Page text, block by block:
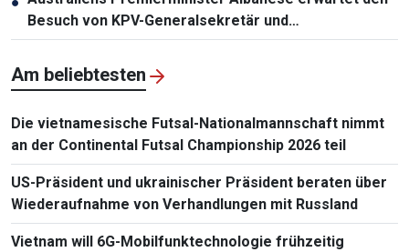
Besuch von KPV-Generalsekretär und
Staatspräsident To Lam
Am beliebtesten
Die vietnamesische Futsal-Nationalmannschaft nimmt
an der Continental Futsal Championship 2026 teil
US-Präsident und ukrainischer Präsident beraten über
Wiederaufnahme von Verhandlungen mit Russland
Vietnam will 6G-Mobilfunktechnologie frühzeitig